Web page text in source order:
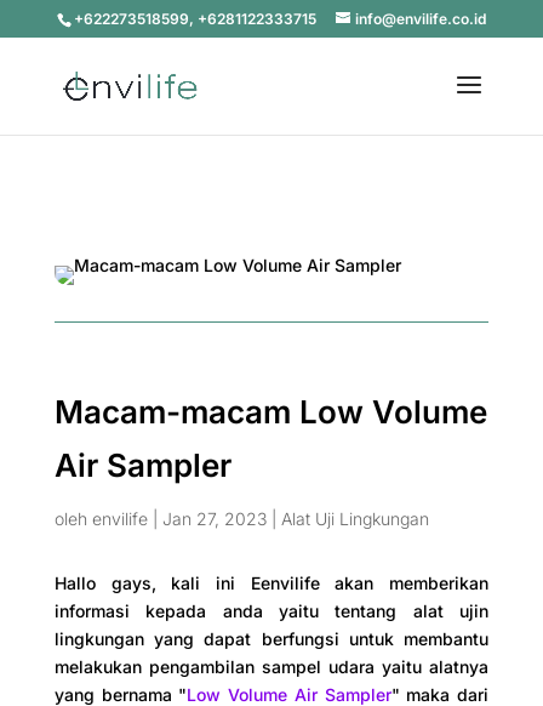
+622273518599, +6281122333715 info@envilife.co.id
Macam-macam Low Volume
Air Sampler
oleh envilife| Jan 27, 2023| Alat Uji Lingkungan
Hallo gays, kali ini Eenvilife akan memberikan
informasi kepada anda yaitu tentang alat ujin
lingkungan yang dapat berfungsi untuk membantu
melakukan pengambilan sampel udara yaitu alatnya
yang bernama "Low Volume Air Sampler" maka dari